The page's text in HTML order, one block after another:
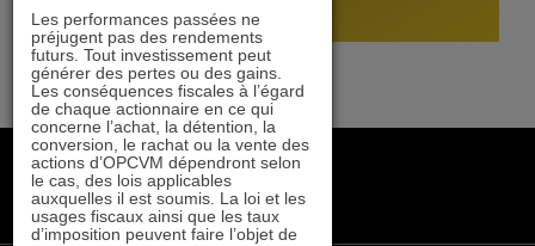
+33 1 84 79 90 24
gestion21@gestion21.fr
8 rue Volney, 75002 Paris
Les performances passées ne
préjugent pas des rendements
futurs. Tout investissement peut
générer des pertes ou des gains.
Les conséquences fiscales à l’égard
de chaque actionnaire en ce qui
concerne l’achat, la détention, la
conversion, le rachat ou la vente des
actions d’OPCVM dépendront selon
le cas, des lois applicables
auxquelles il est soumis. La loi et les
usages fiscaux ainsi que les taux
d’imposition peuvent faire l’objet de